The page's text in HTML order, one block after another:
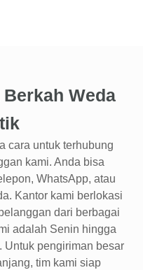
Weda
cara untuk terhubung
kami. Anda bisa
WhatsApp, atau
Kantor kami berlokasi
dari berbagai
adalah Senin hingga
Untuk pengiriman besar
tim kami siap